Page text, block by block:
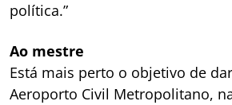
política.”
Ao mestre
Está mais perto o objetivo de
Aeroporto Civil Metropolitano,